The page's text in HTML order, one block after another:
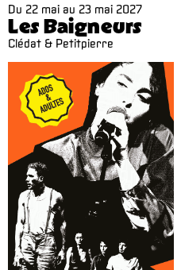
Du 22 mai au 23 mai 2027
Les Baigneurs
Clédat & Petitpierre